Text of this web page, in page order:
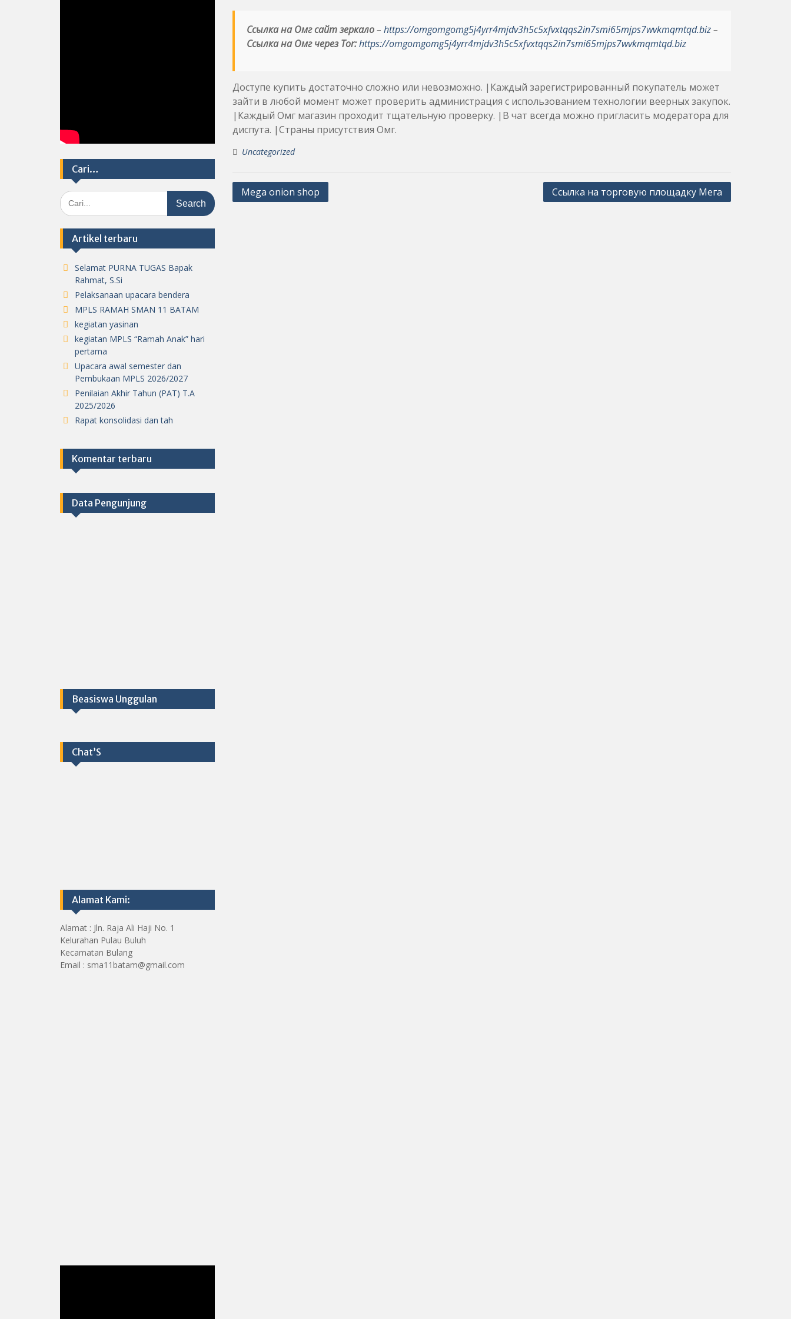
Ссылка на Омг сайт зеркало– https://omgomgomg5j4yrr4mjdv3h5c5xfvxtqqs2in7smi65mjps7wvkmqmtqd.biz–
Ссылка на Омг через Tor: https://omgomgomg5j4yrr4mjdv3h5c5xfvxtqqs2in7smi65mjps7wvkmqmtqd.biz
Доступе купить достаточно сложно или невозможно. |Каждый зарегистрированный покупатель может
зайти в любой момент может проверить администрация с использованием технологии веерных закупок.
|Каждый Омг магазин проходит тщательную проверку. |В чат всегда можно пригласить модератора для
диспута. |Страны присутствия Омг.
Uncategorized
Post
Mega onion shop Ссылка на торговую площадку Мега
Cari…
Search
for:
Artikel terbaru
Selamat PURNA TUGAS Bapak
Rahmat, S.Si
Pelaksanaan upacara bendera
MPLS RAMAH SMAN 11 BATAM
kegiatan yasinan
kegiatan MPLS “Ramah Anak” hari
pertama
Upacara awal semester dan
Pembukaan MPLS 2026/2027
Penilaian Akhir Tahun (PAT) T.A
2025/2026
Rapat konsolidasi dan tah
Komentar terbaru
Data Pengunjung
Beasiswa Unggulan
Chat’S
Alamat Kami:
Alamat : Jln. Raja Ali Haji No. 1
Kelurahan Pulau Buluh
Kecamatan Bulang
Email : sma11batam@gmail.com